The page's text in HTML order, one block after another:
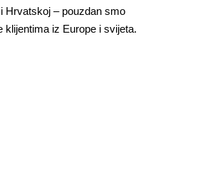
Hrvatskoj – pouzdan smo
klijentima iz Europe i svijeta.